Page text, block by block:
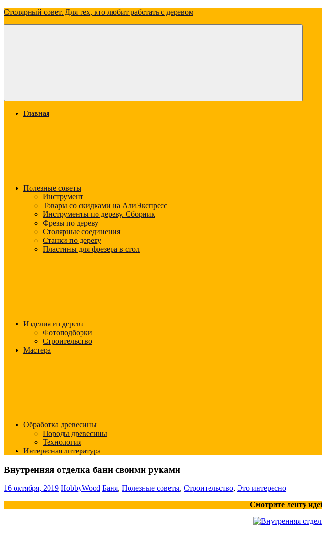
Перейти
Столярный совет. Для тех, кто любит работать с деревом
Меню
Главная
Полезные советы
Инструмент
Товары со скидками на АлиЭкспресс
Инструменты по дереву. Сборник
Фрезы по дереву
Столярные соединения
Станки по дереву
Пластины для фрезера в стол
Изделия из дерева
Фотоподборки
Строительство
Мастера
Обработка древесины
Породы древесины
Технология
Интересная литература
Внутренняя отделка бани своими руками
16 октября, 2019 HobbyWood Баня, Полезные советы, Строительство, Это интересно
Смотрите ленту